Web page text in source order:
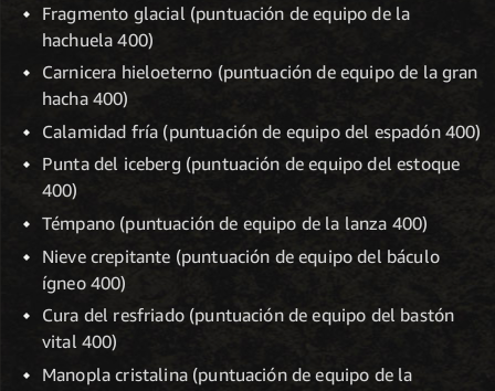
Fragmento glacial (puntuación de equipo de la
hachuela 400)
Carnicera hieloeterno (puntuación de equipo de la gran
hacha 400)
Calamidad fría (puntuación de equipo del espadón 400)
Punta del iceberg (puntuación de equipo del estoque
400)
Témpano (puntuación de equipo de la lanza 400)
Nieve crepitante (puntuación de equipo del báculo
ígneo 400)
Cura del resfriado (puntuación de equipo del bastón
vital 400)
Manopla cristalina (puntuación de equipo de la